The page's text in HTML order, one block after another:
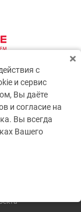
с
и сервис
Вы даёте
и согласие на
Вы всегда
Вашего